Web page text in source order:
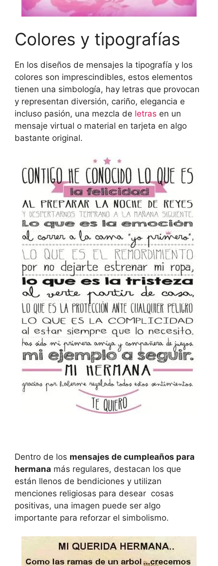
Colores y tipografías
En los diseños de mensajes la tipografía y los
colores son imprescindibles, estos elementos
tienen una simbología, hay letras que provocan
y representan diversión, cariño, elegancia e
incluso pasión, una mezcla de letras en un
mensaje virtual o material en tarjeta en algo
bastante original.
Dentro de los mensajes de cumpleaños para
hermana más regulares, destacan los que
están llenos de bendiciones y utilizan
menciones religiosas para desear cosas
positivas, una imagen puede ser algo
importante para reforzar el simbolismo.